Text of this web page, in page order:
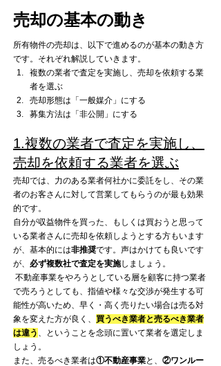
売却の基本の動き
所有物件の売却は、以下で進めるのが基本の動き方
です。それぞれ解説していきます。
複数の業者で査定を実施し、売却を依頼する業
者を選ぶ
売却形態は「一般媒介」にする
募集方法は「非公開」にする
1.複数の業者で査定を実施し、
売却を依頼する業者を選ぶ
売却では、力のある業者何社かに委託をし、その業
者のお客さんに対して営業してもらうのが最も効果
的です。
自分が収益物件を買った、もしくは買おうと思って
いる業者さんに売却を依頼しようとする方もいます
が、基本的には非推奨です。声はかけても良いです
が、 必ず複数社で査定を実施しましょう。
で売ろうとしても、指値や様々な交渉が発生する可
能性が高いため、早く・高く売りたい場合は売る対
象を変えた方が良く、 買うべき業者と売るべき業者
は違う
、ということを念頭に置いて業者を選定しま
しょう。
また、売るべき業者は①不動産事業と、 ②ワンルー